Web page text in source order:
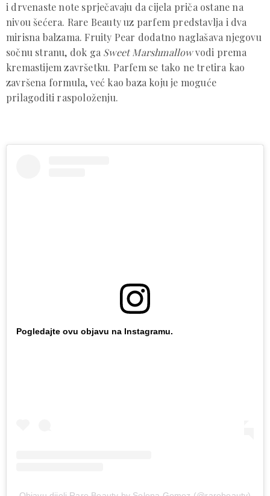
i drvenaste note sprječavaju da cijela priča ostane na
nivou šećera. Rare Beauty uz parfem predstavlja i dva
mirisna balzama. Fruity Pear dodatno naglašava njegovu
sočnu stranu, dok ga Sweet Marshmallowvodi prema
kremastijem završetku. Parfem se tako ne tretira kao
završena formula, već kao baza koju je moguće
prilagoditi raspoloženju.
Pogledajte ovu objavu na Instagramu.